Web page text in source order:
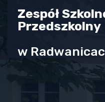
Zespół
Przedszkolny
w